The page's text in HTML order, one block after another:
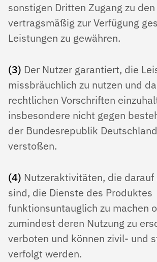
sonstigen Dritten Zugang zu
vertragsmäßig zur Verfügung
Leistungen zu gewähren.
(3) Der Nutzer garantiert, die
missbräuchlich zu nutzen und
rechtlichen Vorschriften
insbesondere nicht gegen
der Bundesrepublik
verstoßen.
(4) Nutzeraktivitäten, die
sind, die Dienste des Produktes
funktionsuntauglich zu machen
zumindest deren Nutzung zu
verboten und können zivil- und
verfolgt werden.